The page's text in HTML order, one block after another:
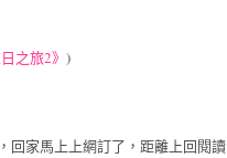
之旅2》 )
回家馬上上網訂了，距離上回閱讀